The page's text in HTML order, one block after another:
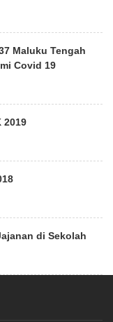
Maluku Tengah
Covid 19
2019
di Sekolah